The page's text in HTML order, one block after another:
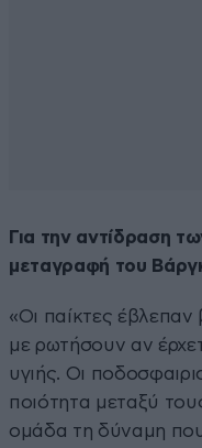
Για την αντίδραση
μεταγραφή του
«Οι παίκτες έβλεπαν
με ρωτήσουν αν
υγιής. Οι
ποιότητα μεταξύ
ομάδα τη δύναμη που